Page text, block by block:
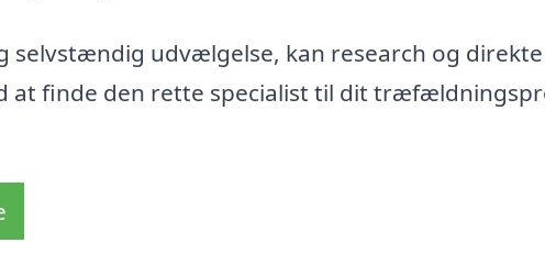
udvælgelse, kan research og direkte
at finde den rette specialist til dit